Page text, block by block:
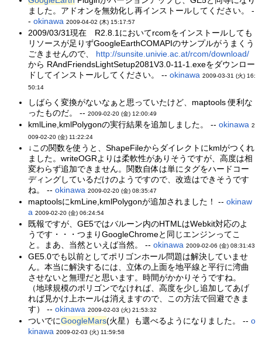
ました。アドオンを無効化し再インストールしてください。 -
-okinawa 2009-04-02 (木) 15:17:57
2009/03/31現在 R2.8.1においてrcomをインストールしても
リソースが足りずGoogleEarthCOMAPIのサンプルがうまくう
ごきませんので、 http://sunsite.univie.ac.at/rcom/download/
から RAndFriendsLightSetup2081V3.0-11-1.exeをダウンロー
ドしてインストールしてください。 --okinawa 2009-03-31 (火) 16:
50:14
しばらく変換がないなぁと思っていたけど、maptools 便利な
ったものだ。 --2009-02-20 (金) 12:00:49
kmlLine,kmlPolygonの実行結果を追加しました。 --okinawa 2
009-02-20 (金) 11:22:24
↓この関数を使うと、ShapeFileからダイレクトにkmlがつくれ
ました。writeOGRよりは柔軟性がありそうですが、高度は相
変わらず追加できません。関数自体は単にタグをハードコー
ディングしているだけのようですので、改造はできそうです
ね。 --okinawa 2009-02-20 (金) 08:35:47
maptoolsにkmLine,kmlPolygonが追加されました！ --okinaw
a 2009-02-20 (金) 06:24:54
既報ですが、GE5ではバルーン内のHTMLはWebkit対応のよ
うです・・・つまりGoogleChromeと同じエンジンってこ
と。まあ、当然といえば当然。 --okinawa 2009-02-06 (金) 08:31:43
GE5.0でも以前としてポリゴンホール問題は解決していませ
ん。本当に解決するには、立体の上面を地平線と平行に湾曲
させないと無理だと思います。時間がかかりそうですね。
（地球規模のポリゴンでなければ、高度を少し追加してあげ
れば見かけ上ホールは消えますので、この方法で回避できま
す） --okinawa 2009-02-03 (火) 21:53:32
ついでにGoogleMars(火星）も選べるようになりました。 --o
kinawa 2009-02-03 (火) 11:59:58